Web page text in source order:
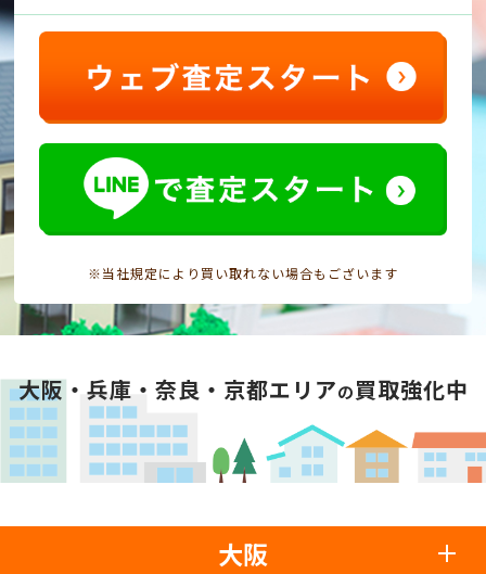
※当社規定により買い取れない場合もございます
大阪・兵庫・奈良・京都エリアの買取強化中
大阪